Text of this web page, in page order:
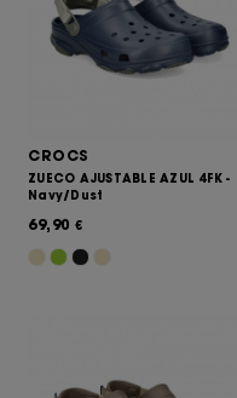
CROCS
ZUECO AJUSTABLE AZUL 4FK -
Navy/Dust
69,90 €